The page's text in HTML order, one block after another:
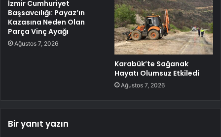
İzmir Cumhuriyet
Başsavcılığı: Payaz’ın
Kazasına Neden Olan
Parça Vinç Ayağı
Ağustos 7, 2026
Karabük’te Sağanak
Hayatı Olumsuz Etkiledi
Ağustos 7, 2026
Bir yanıt yazın